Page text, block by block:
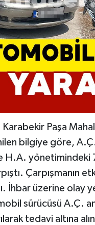
Paşa
bilgiye göre,
H.A.
Çarpışmanın
İhbar üzerine olay
sürücüsü A.Ç.
tedavi altına